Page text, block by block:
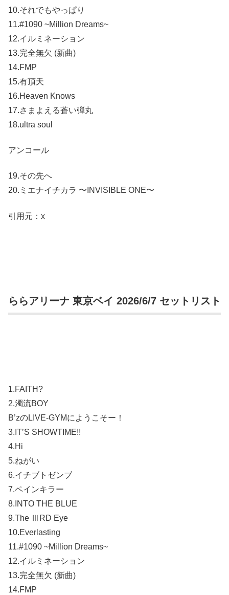
10.それでもやっぱり
11.#1090 ~Million Dreams~
12.イルミネーション
13.完全無欠 (新曲)
14.FMP
15.有頂天
16.Heaven Knows
17.さまよえる蒼い弾丸
18.ultra soul
アンコール
19.その先へ
20.ミエナイチカラ 〜INVISIBLE ONE〜
引用元：x
ららアリーナ 東京ベイ 2026/6/7 セットリスト
1.FAITH?
2.濁流BOY
B’zのLIVE-GYMにようこそー！
3.IT’S SHOWTIME!!
4.Hi
5.ねがい
6.イチブトゼンブ
7.ペインキラー
8.INTO THE BLUE
9.The ⅢRD Eye
10.Everlasting
11.#1090 ~Million Dreams~
12.イルミネーション
13.完全無欠 (新曲)
14.FMP